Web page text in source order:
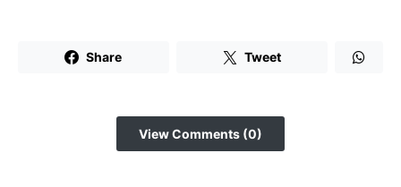
Share Tweet
View Comments (0)